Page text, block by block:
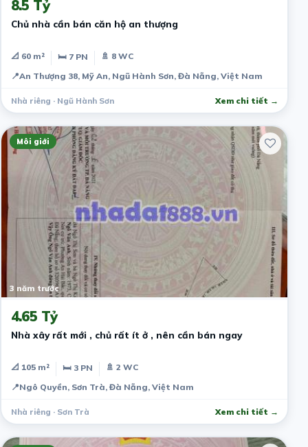
8.5 Tỷ
Chủ nhà cần bán căn hộ an thượng
📐 60 m² 🛏 7 PN
🚿 8 WC
📍An Thượng 38, Mỹ An, Ngũ Hành Sơn, Đà Nẵng, Việt Nam
Nhà riêng · Ngũ Hành Sơn Xem chi tiết →
Môi giới
3 năm trước
4.65 Tỷ
Nhà xây rất mới , chủ rất ít ở , nên cần bán ngay
📐 105 m² 🛏 3 PN
🚿 2 WC
📍Ngô Quyền, Sơn Trà, Đà Nẵng, Việt Nam
Nhà riêng · Sơn Trà Xem chi tiết →